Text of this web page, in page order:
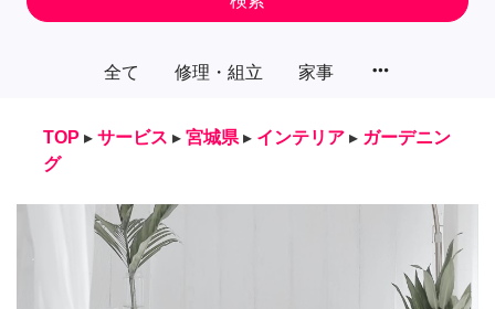
全て 修理・組立 家事 more_horiz
TOP ▸ サービス ▸ 宮城県 ▸ インテリア ▸ ガーデニン
グ